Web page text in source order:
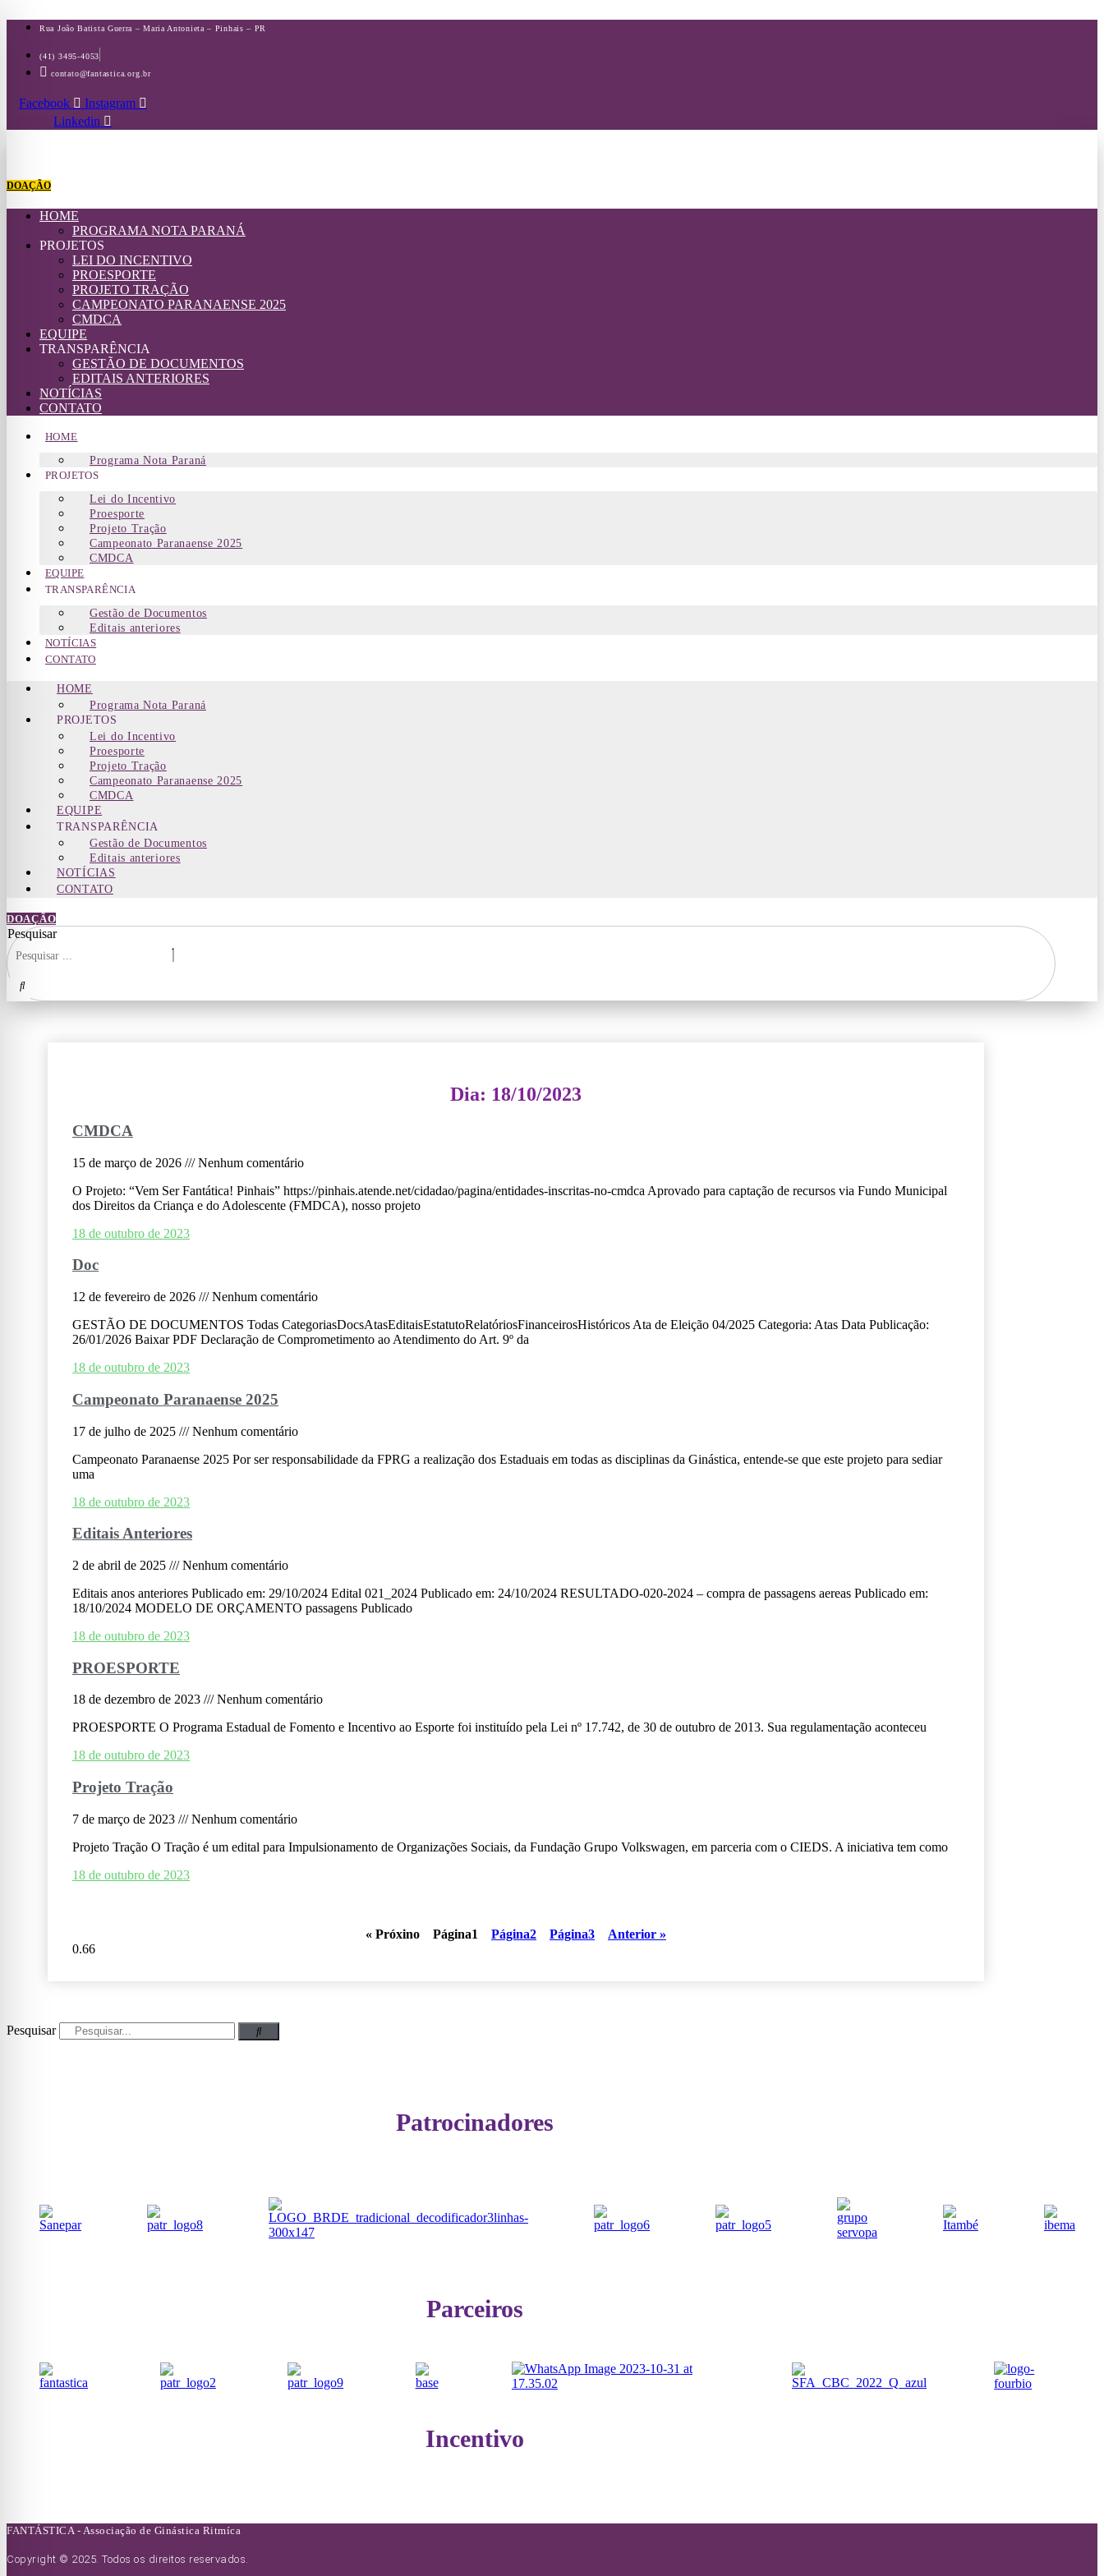
para
conteúdo
Rua João Batista Guerra – Maria Antonieta – Pinhais – PR
(41) 3495-4053
contato@fantastica.org.br
Facebook
Instagram
Linkedin
DOAÇÃO
HOME
PROGRAMA NOTA PARANÁ
PROJETOS
LEI DO INCENTIVO
PROESPORTE
PROJETO TRAÇÃO
CAMPEONATO PARANAENSE 2025
CMDCA
EQUIPE
TRANSPARÊNCIA
GESTÃO DE DOCUMENTOS
EDITAIS ANTERIORES
NOTÍCIAS
CONTATO
HOME
Programa Nota Paraná
PROJETOS
Lei do Incentivo
Proesporte
Projeto Tração
Campeonato Paranaense 2025
CMDCA
EQUIPE
TRANSPARÊNCIA
Gestão de Documentos
Editais anteriores
NOTÍCIAS
CONTATO
HOME
Programa Nota Paraná
PROJETOS
Lei do Incentivo
Proesporte
Projeto Tração
Campeonato Paranaense 2025
CMDCA
EQUIPE
TRANSPARÊNCIA
Gestão de Documentos
Editais anteriores
NOTÍCIAS
CONTATO
DOAÇÃO
Pesquisar
Dia: 18/10/2023
CMDCA
15 de março de 2026
Nenhum comentário
O Projeto: “Vem Ser Fantática! Pinhais” https://pinhais.atende.net/cidadao/pagina/entidades-inscritas-no-cmdca Aprovado para captação de recursos via Fundo Municipal
dos Direitos da Criança e do Adolescente (FMDCA), nosso projeto
18 de outubro de 2023
Doc
12 de fevereiro de 2026
Nenhum comentário
GESTÃO DE DOCUMENTOS Todas CategoriasDocsAtasEditaisEstatutoRelatóriosFinanceirosHistóricos Ata de Eleição 04/2025 Categoria: Atas Data Publicação:
26/01/2026 Baixar PDF Declaração de Comprometimento ao Atendimento do Art. 9º da
18 de outubro de 2023
Campeonato Paranaense 2025
17 de julho de 2025
Nenhum comentário
Campeonato Paranaense 2025 Por ser responsabilidade da FPRG a realização dos Estaduais em todas as disciplinas da Ginástica, entende-se que este projeto para sediar
uma
18 de outubro de 2023
Editais Anteriores
2 de abril de 2025
Nenhum comentário
Editais anos anteriores Publicado em: 29/10/2024 Edital 021_2024 Publicado em: 24/10/2024 RESULTADO-020-2024 – compra de passagens aereas Publicado em:
18/10/2024 MODELO DE ORÇAMENTO passagens Publicado
18 de outubro de 2023
PROESPORTE
18 de dezembro de 2023
Nenhum comentário
PROESPORTE O Programa Estadual de Fomento e Incentivo ao Esporte foi instituído pela Lei nº 17.742, de 30 de outubro de 2013. Sua regulamentação aconteceu
18 de outubro de 2023
Projeto Tração
7 de março de 2023
Nenhum comentário
Projeto Tração O Tração é um edital para Impulsionamento de Organizações Sociais, da Fundação Grupo Volkswagen, em parceria com o CIEDS. A iniciativa tem como
18 de outubro de 2023
« Próxino Página1 Página2 Página3 Anterior »
Pesquisar
Patrocinadores
Parceiros
Incentivo
FANTÁSTICA - Associação de Ginástica Ritmíca
Copyright © 2025. Todos os direitos reservados.